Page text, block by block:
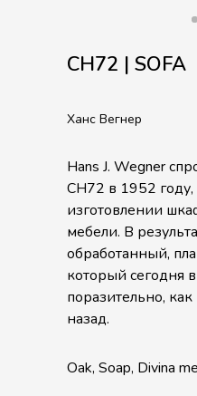
CH72 | SOFA
Ханс Вегнер
Hans J. Wegner
CH72 в 1952
изготовлении
мебели. В
обработанный,
который сегодня
поразительно,
назад.
Oak, Soap, Divina